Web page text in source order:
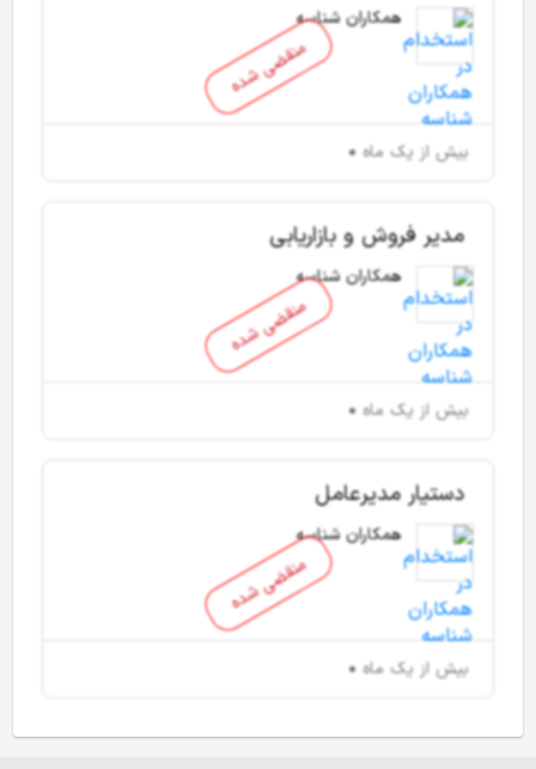
منقضی شده
همکاران شناسه
بیش از یک ماه
منقضی شده
مدیر فروش و بازاریابی
همکاران شناسه
بیش از یک ماه
منقضی شده
دستیار مدیرعامل
همکاران شناسه
بیش از یک ماه